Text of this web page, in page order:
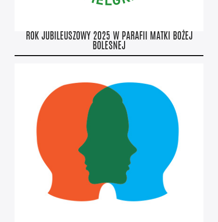
ROK JUBILEUSZOWY 2025 W PARAFII MATKI BOŻEJ
BOLESNEJ